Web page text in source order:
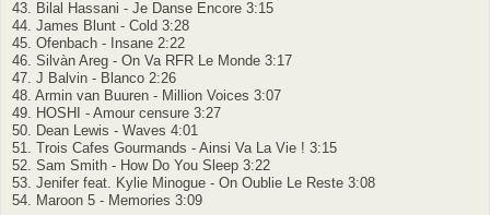
43. Bilal Hassani - Je Danse Encore 3:15
44. James Blunt - Cold 3:28
45. Ofenbach - Insane 2:22
46. Silvàn Areg - On Va RFR Le Monde 3:17
47. J Balvin - Blanco 2:26
48. Armin van Buuren - Million Voices 3:07
49. HOSHI - Amour censure 3:27
50. Dean Lewis - Waves 4:01
51. Trois Cafes Gourmands - Ainsi Va La Vie ! 3:15
52. Sam Smith - How Do You Sleep 3:22
53. Jenifer feat. Kylie Minogue - On Oublie Le Reste 3:08
54. Maroon 5 - Memories 3:09